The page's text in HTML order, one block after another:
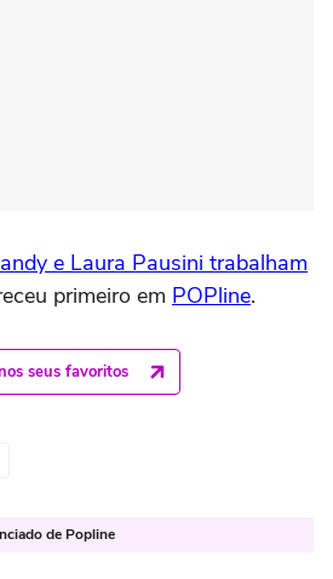
e Laura Pausini trabalham
primeiro em POPline.
seus favoritos
de Popline